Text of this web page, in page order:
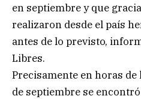
en septiembre y que
realizaron desde el país
antes de lo previsto,
Libres.
Precisamente en horas
de septiembre se